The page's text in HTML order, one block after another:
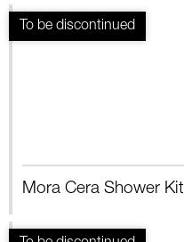
Mora Cera Shower Kit